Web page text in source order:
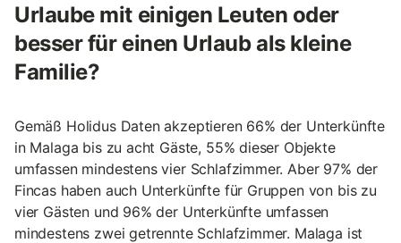
Urlaube mit einigen Leuten oder
besser für einen Urlaub als kleine
Familie?
Gemäß Holidus Daten akzeptieren 66% der Unterkünfte
in Malaga bis zu acht Gäste, 55% dieser Objekte
umfassen mindestens vier Schlafzimmer. Aber 97% der
Fincas haben auch Unterkünfte für Gruppen von bis zu
vier Gästen und 96% der Unterkünfte umfassen
mindestens zwei getrennte Schlafzimmer. Malaga ist